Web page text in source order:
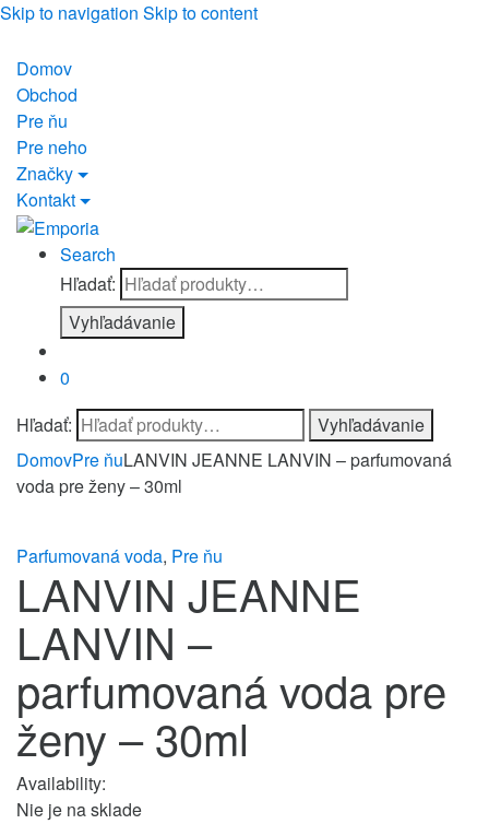
Skip to navigation Skip to content
Domov
Obchod
Pre ňu
Pre neho
Značky
Kontakt
Search
Hľadať:
Vyhľadávanie
0
Hľadať:
Vyhľadávanie
DomovPre ňuLANVIN JEANNE LANVIN – parfumovaná
voda pre ženy – 30ml
Parfumovaná voda, Pre ňu
LANVIN JEANNE
LANVIN –
parfumovaná voda pre
ženy – 30ml
Availability:
Nie je na sklade